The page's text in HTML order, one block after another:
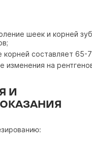
шеек и корней
корней составляет 65-
изменения на
И